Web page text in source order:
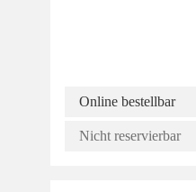
Online bestellbar
Nicht reservierbar